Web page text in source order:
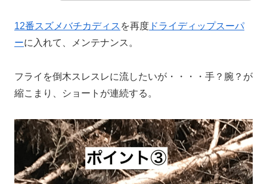
12番スズメバチカディス を再度 ドライディップスーパ
ーに入れて、メンテナンス。
フライを倒木スレスレに流したいが・・・・手？腕？が
縮こまり、ショートが連続する。